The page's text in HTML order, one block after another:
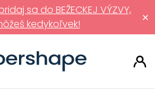
×
sa do BEŽECKEJ VÝZVY,
kedykoľvek!